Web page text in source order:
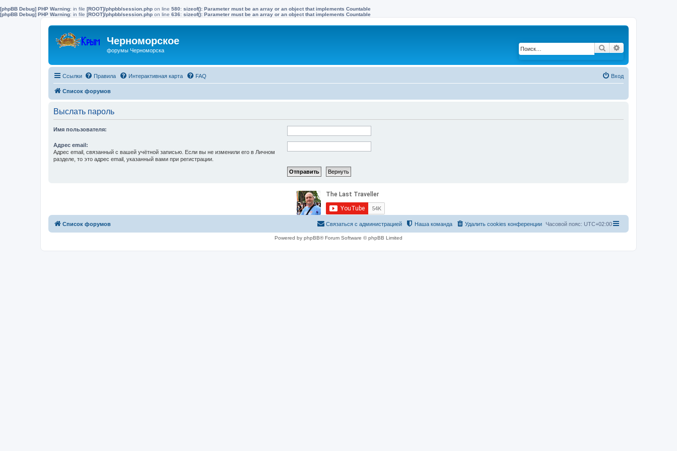
[phpBB Debug] PHP Warning: in file [ROOT]/phpbb/session.php on line 580: sizeof(): Parameter must be an array or an object that implements Countable
[phpBB Debug] PHP Warning: in file [ROOT]/phpbb/session.php on line 636: sizeof(): Parameter must be an array or an object that implements Countable
Черноморское
форумы Черноморска Поиск
Ссылки Правила Интерактивная карта FAQ Вход
Список форумов
Выслать пароль
Имя пользователя:
Адрес email:
Адрес email, связанный с вашей учётной записью. Если вы не изменили его в Личном
разделе, то это адрес email, указанный вами при регистрации.
Список форумов Часовой пояс: UTC+02:00
Удалить cookies конференции
Наша команда
Связаться с администрацией
Powered by phpBB® Forum Software © phpBB Limited